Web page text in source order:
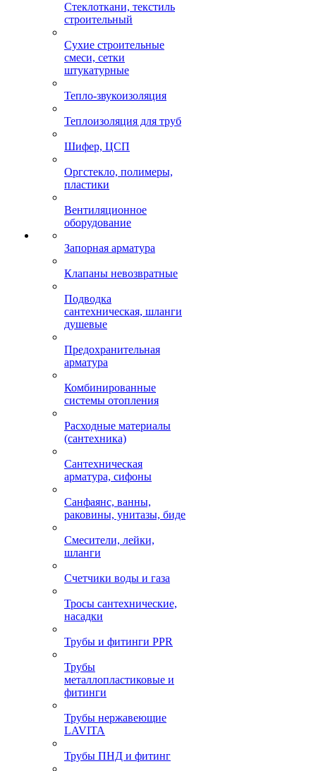
Стеклоткани, текстиль
строительный
Сухие строительные
смеси, сетки
штукатурные
Тепло-звукоизоляция
Теплоизоляция для труб
Шифер, ЦСП
Оргстекло, полимеры,
пластики
Вентиляционное
оборудование
Запорная арматура
Клапаны невозвратные
Подводка
сантехническая, шланги
душевые
Предохранительная
арматура
Комбинированные
системы отопления
Расходные материалы
(сантехника)
Сантехническая
арматура, сифоны
Санфаянс, ванны,
раковины, унитазы, биде
Смесители, лейки,
шланги
Счетчики воды и газа
Тросы сантехнические,
насадки
Трубы и фитинги PPR
Трубы
металлопластиковые и
фитинги
Трубы нержавеющие
LAVITA
Трубы ПНД и фитинг